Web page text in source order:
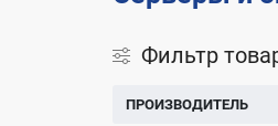
Фильтр
ПРОИЗВОДИТЕЛЬ